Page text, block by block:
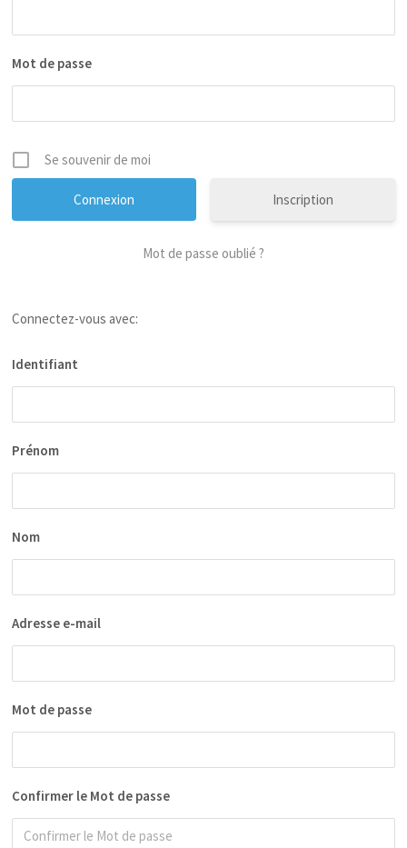
Mot de passe
Se souvenir de moi
Inscription
Mot de passe oublié ?
Connectez-vous avec:
Identifiant
Prénom
Nom
Adresse e-mail
Mot de passe
Confirmer le Mot de passe